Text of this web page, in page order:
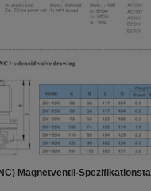
Magnetventil-